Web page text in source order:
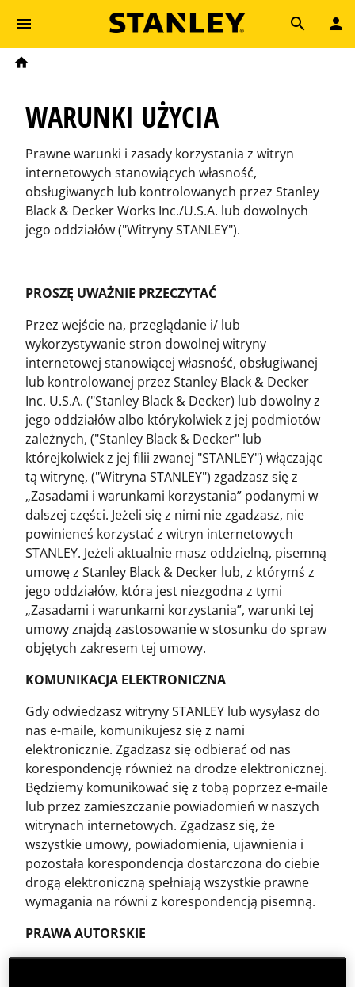
Skip to main content
Search
Breadcrumb
WARUNKI UŻYCIA
Prawne warunki i zasady korzystania z witryn
internetowych stanowiących własność,
obsługiwanych lub kontrolowanych przez Stanley
Black & Decker Works Inc./U.S.A. lub dowolnych
jego oddziałów ("Witryny STANLEY").
PROSZĘ UWAŻNIE PRZECZYTAĆ
Przez wejście na, przeglądanie i/ lub
wykorzystywanie stron dowolnej witryny
internetowej stanowiącej własność, obsługiwanej
lub kontrolowanej przez Stanley Black & Decker
Inc. U.S.A. ("Stanley Black & Decker) lub dowolny z
jego oddziałów albo którykolwiek z jej podmiotów
zależnych, ("Stanley Black & Decker" lub
którejkolwiek z jej filii zwanej "STANLEY") włączając
tą witrynę, ("Witryna STANLEY") zgadzasz się z
„Zasadami i warunkami korzystania” podanymi w
dalszej części. Jeżeli się z nimi nie zgadzasz, nie
powinieneś korzystać z witryn internetowych
STANLEY. Jeżeli aktualnie masz oddzielną, pisemną
umowę z Stanley Black & Decker lub, z którymś z
jego oddziałów, która jest niezgodna z tymi
„Zasadami i warunkami korzystania”, warunki tej
umowy znajdą zastosowanie w stosunku do spraw
objętych zakresem tej umowy.
KOMUNIKACJA ELEKTRONICZNA
Gdy odwiedzasz witryny STANLEY lub wysyłasz do
nas e-maile, komunikujesz się z nami
elektronicznie. Zgadzasz się odbierać od nas
korespondencję również na drodze elektronicznej.
Będziemy komunikować się z tobą poprzez e-maile
lub przez zamieszczanie powiadomień w naszych
witrynach internetowych. Zgadzasz się, że
wszystkie umowy, powiadomienia, ujawnienia i
pozostała korespondencja dostarczona do ciebie
drogą elektroniczną spełniają wszystkie prawne
wymagania na równi z korespondencją pisemną.
PRAWA AUTORSKIE
Cała treść zawarta na stronach internetowych